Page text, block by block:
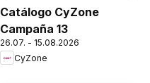
Catálogo CyZone
Campaña 13
26.07. - 15.08.2026
CyZone